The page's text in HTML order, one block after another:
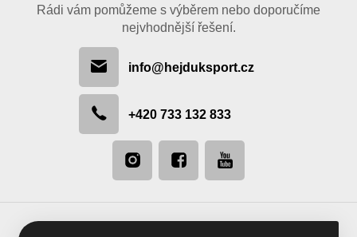
Rádi vám pomůžeme s výběrem nebo doporučíme
nejvhodnější řešení.
info@hejduksport.cz
+420 733 132 833